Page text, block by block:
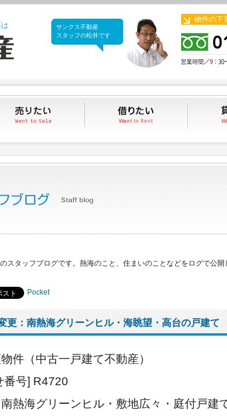
サンクス不動産
サンクス不動産
スタッフの松井です
物件の下
売りたい 借りたい
スタッフブログです。熱海のこと、住まいのことなどをログで公開
Pocket
更：南熱海グリーンヒル・海眺望・高台の戸建て
件（中古一戸建て不動産）
番号] R4720
熱海グリーンヒル・敷地広々・庭付戸建